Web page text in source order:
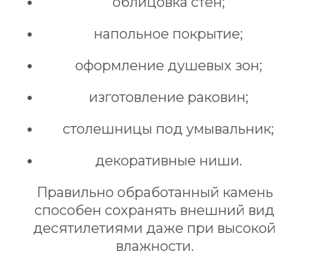
напольное покрытие;
оформление душевых зон;
изготовление раковин;
столешницы под умывальник;
декоративные ниши.
Правильно обработанный камень
способен сохранять внешний вид
десятилетиями даже при высокой
влажности.